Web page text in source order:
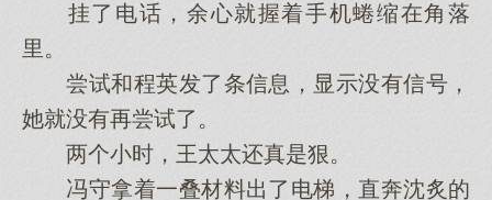
挂了电话，余心就握着手机蜷缩在角落
里。
尝试和程英发了条信息，显示没有信号，
她就没有再尝试了。
两个小时，王太太还真是狠。
冯守拿着一叠材料出了电梯，直奔沈炙的